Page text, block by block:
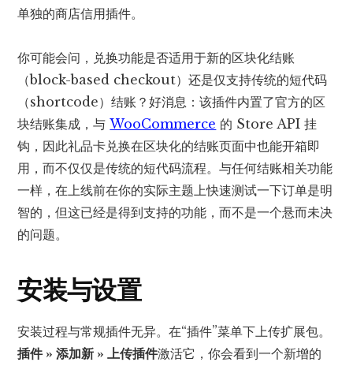
单独的商店信用插件。
你可能会问，兑换功能是否适用于新的区块化结账
（block-based checkout）还是仅支持传统的短代码
（shortcode）结账？好消息：该插件内置了官方的区
块结账集成，与WooCommerce 的 Store API 挂
钩，因此礼品卡兑换在区块化的结账页面中也能开箱即
用，而不仅仅是传统的短代码流程。与任何结账相关功能
一样，在上线前在你的实际主题上快速测试一下订单是明
智的，但这已经是得到支持的功能，而不是一个悬而未决
的问题。
安装与设置
安装过程与常规插件无异。在“插件”菜单下上传扩展包。
插件 » 添加新 » 上传插件激活它，你会看到一个新增的